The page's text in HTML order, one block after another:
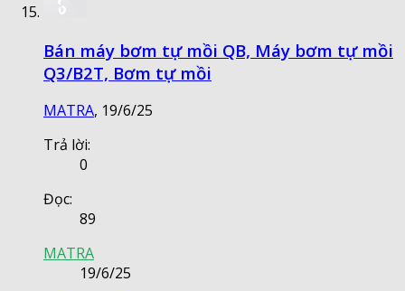
Bán máy bơm tự mồi QB, Máy bơm tự mồi
Q3/B2T, Bơm tự mồi
MATRA, 19/6/25
Trả lời:
0
Đọc:
89
MATRA
19/6/25